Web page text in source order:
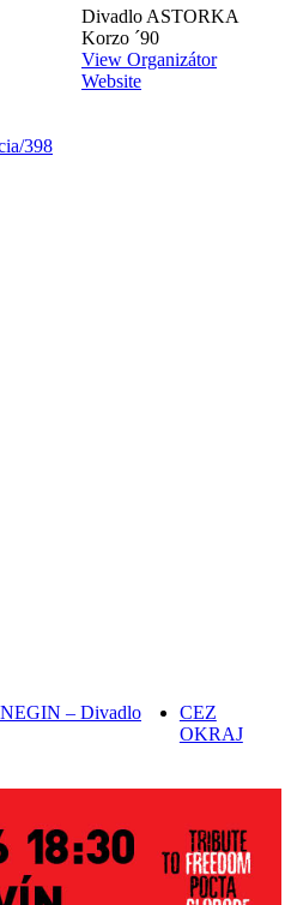
398
Divadlo ASTORKA
Korzo ´90
View Organizátor
Website
– Divadlo
CEZ
OKRAJ